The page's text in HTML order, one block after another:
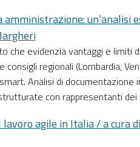
un’analisi
che evidenzia vantaggi e limiti
regionali (Lombardia,
Analisi di documentazione
con rappresentanti dei
agile in Italia / a cura